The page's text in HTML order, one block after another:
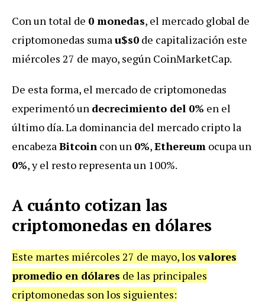
Con un total de 0 monedas, el mercado global de
criptomonedas sumau$s0 de capitalización este
miércoles 27 de mayo, según CoinMarketCap.
De esta forma, el mercado de criptomonedas
experimentó un decrecimiento del 0% en el
último día. La dominancia del mercado cripto la
encabezaBitcoin con un 0%,Ethereum ocupa un
0%, y el resto representa un 100%.
A cuánto cotizan las
criptomonedas en dólares
Este martes miércoles 27 de mayo, losvalores
promedio en dólares de las principales
criptomonedas son los siguientes: